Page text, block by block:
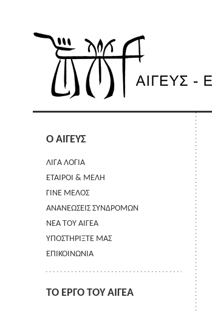
Ο ΑΙΓΕΥΣ
ΛΙΓΑ ΛΟΓΙΑ
ΕΤΑΙΡΟΙ & ΜΕΛΗ
ΓΙΝΕ ΜΕΛΟΣ
ΑΝΑΝΕΩΣΕΙΣ ΣΥΝΔΡΟΜΩΝ
ΝΕΑ ΤΟΥ ΑΙΓΕΑ
ΥΠΟΣΤΗΡΙΞΤΕ ΜΑΣ
ΕΠΙΚΟΙΝΩΝΙΑ
ΤΟ ΕΡΓΟ ΤΟΥ ΑΙΓΕΑ